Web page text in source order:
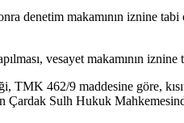
denetim makamının iznine
vesayet makamının iznine
462/9 maddesine göre,
Çardak Sulh Hukuk